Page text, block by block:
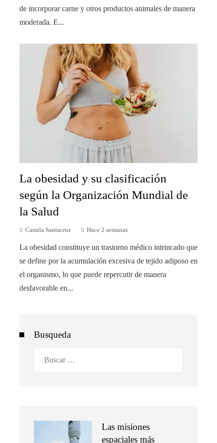
de incorporar carne y otros productos animales de manera
moderada. E...
La obesidad y su clasificación
según la Organización Mundial de
la Salud
Camila Santacruz Hace 2 semanas
La obesidad constituye un trastorno médico intrincado que
se define por la acumulación excesiva de tejido adiposo en
el organismo, lo que puede repercutir de manera
desfavorable en...
Busqueda
Las misiones
espaciales más